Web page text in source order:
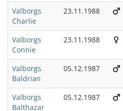
Valborgs
Charlie
23.11.1988
Valborgs
Connie
23.11.1988
Valborgs
Baldrian
05.12.1987
Valborgs
Balthazar
05.12.1987